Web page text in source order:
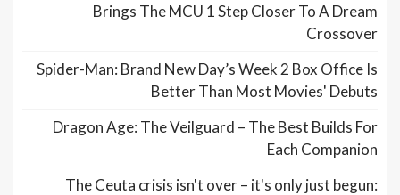
Brings The MCU 1 Step Closer To A Dream
Crossover
Spider-Man: Brand New Day’s Week 2 Box Office Is
Better Than Most Movies' Debuts
Dragon Age: The Veilguard – The Best Builds For
Each Companion
The Ceuta crisis isn't over – it's only just begun: